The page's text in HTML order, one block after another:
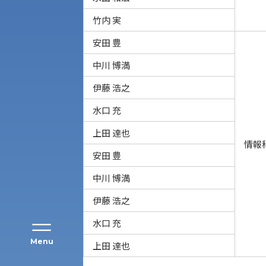
Menu
竹内 実
安田 豊
情報
中川 博満
伊藤 浩之
水口 充
上田 達也
安田 豊
中川 博満
伊藤 浩之
水口 充
上田 達也